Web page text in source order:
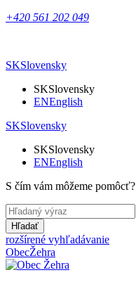
+420 561 202 049
SKSlovensky
SKSlovensky
ENEnglish
SKSlovensky
SKSlovensky
ENEnglish
S čím vám môžeme pomôcť?
Hľadať
rozšírené vyhľadávanie
ObecŽehra